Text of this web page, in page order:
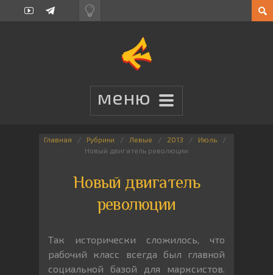
Главная Рубрики Левые 2013
Июль
Новый двигатель революции
Новый двигатель
революции
Так исторически сложилось, что
рабочий класс всегда был главной
социальной базой для марксистов.